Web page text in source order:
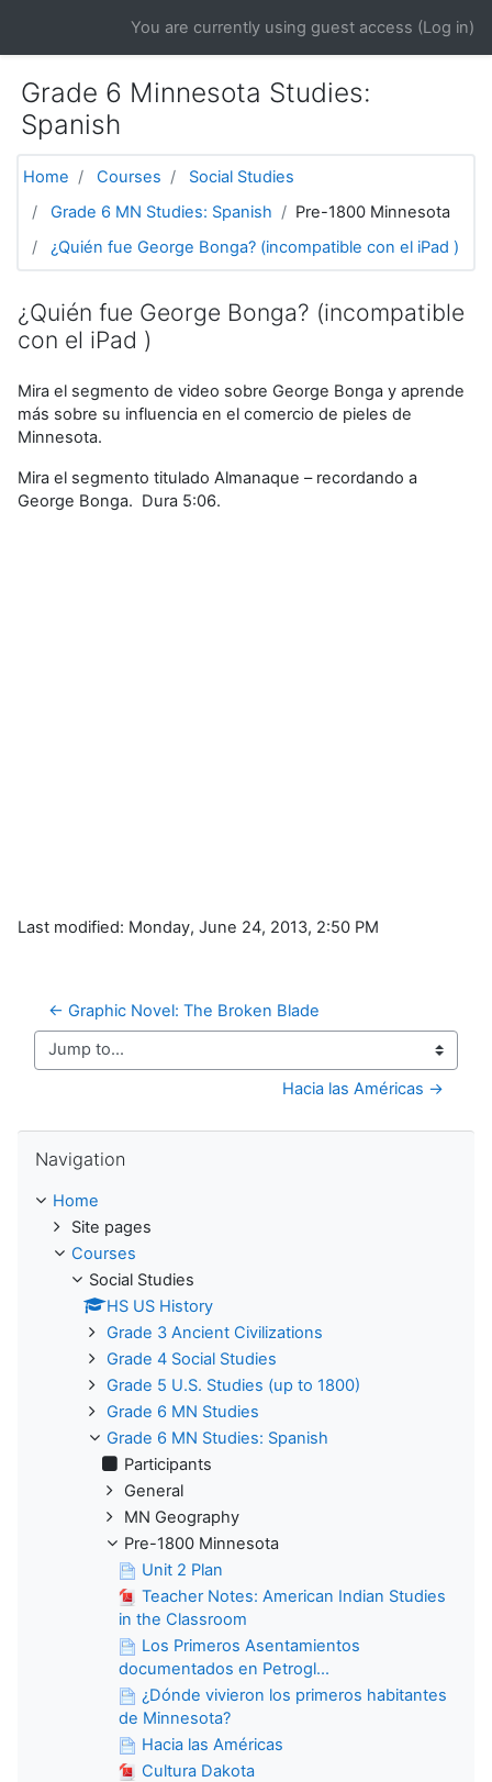
You are currently using guest access (Log in)
Grade 6 Minnesota Studies:
Spanish
Home Courses
Social Studies
Grade 6 MN Studies: Spanish
Pre-1800 Minnesota
¿Quién fue George Bonga? (incompatible con el iPad )
¿Quién fue George Bonga? (incompatible
con el iPad )
Mira el segmento de video sobre George Bonga y aprende
más sobre su influencia en el comercio de pieles de
Minnesota.
Mira el segmento titulado Almanaque – recordando a
George Bonga. Dura 5:06.
Last modified: Monday, June 24, 2013, 2:50 PM
← Graphic Novel: The Broken Blade
Jump to...
Hacia las Américas →
Navigation
Home
Site pages
Courses
Social Studies
HS US History
Grade 3 Ancient Civilizations
Grade 4 Social Studies
Grade 5 U.S. Studies (up to 1800)
Grade 6 MN Studies
Grade 6 MN Studies: Spanish
Participants
General
MN Geography
Pre-1800 Minnesota
Unit 2 Plan
Teacher Notes: American Indian Studies
in the Classroom
Los Primeros Asentamientos
documentados en Petrogl...
¿Dónde vivieron los primeros habitantes
de Minnesota?
Hacia las Américas
Cultura Dakota